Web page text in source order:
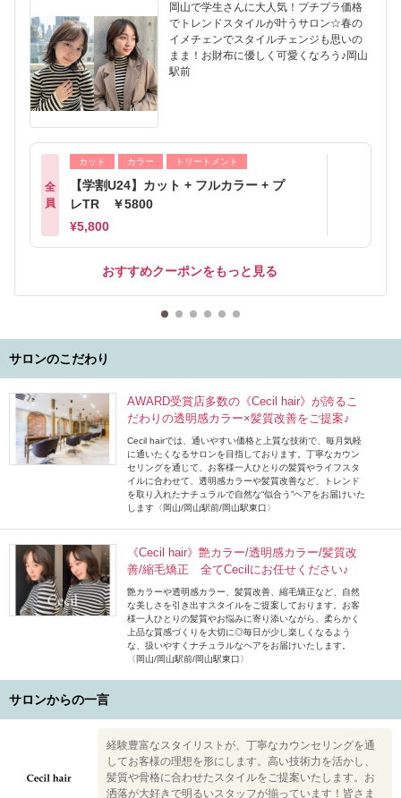
岡山で学生さんに大人気！プチプラ価格
でトレンドスタイルが叶うサロン☆春の
イメチェンでスタイルチェンジも思いの
まま！お財布に優しく可愛くなろう♪岡山
駅前
全
員
カット カラー トリートメント
【学割U24】カット + フルカラー + プ
レTR ￥5800
¥5,800
おすすめクーポンをもっと見る
サロンのこだわり
AWARD受賞店多数の《Cecil hair》が誇るこ
だわりの透明感カラー×髪質改善をご提案♪
Cecil hairでは、通いやすい価格と上質な技術で、毎月気軽
に通いたくなるサロンを目指しております。丁寧なカウン
セリングを通じて、お客様一人ひとりの髪質やライフスタ
イルに合わせて、透明感カラーや髪質改善など、トレンド
を取り入れたナチュラルで自然な“似合う”ヘアをお届けいた
します〈岡山/岡山駅前/岡山駅東口〉
《Cecil hair》艶カラー/透明感カラー/髪質改
善/縮毛矯正 全てCecilにお任せください♪
艶カラーや透明感カラー、髪質改善、縮毛矯正など、自然
な美しさを引き出すスタイルをご提案しております。お客
様一人ひとりの髪質やお悩みに寄り添いながら、柔らかく
上品な質感づくりを大切に◎毎日が少し楽しくなるよう
な、扱いやすくナチュラルなヘアをお届けいたします。
〈岡山/岡山駅前/岡山駅東口〉
サロンからの一言
経験豊富なスタイリストが、丁寧なカウンセリングを通
してお客様の理想を形にします。高い技術力を活かし、
髪質や骨格に合わせたスタイルをご提案いたします。お
洒落が大好きで明るいスタッフが揃っています！皆さま